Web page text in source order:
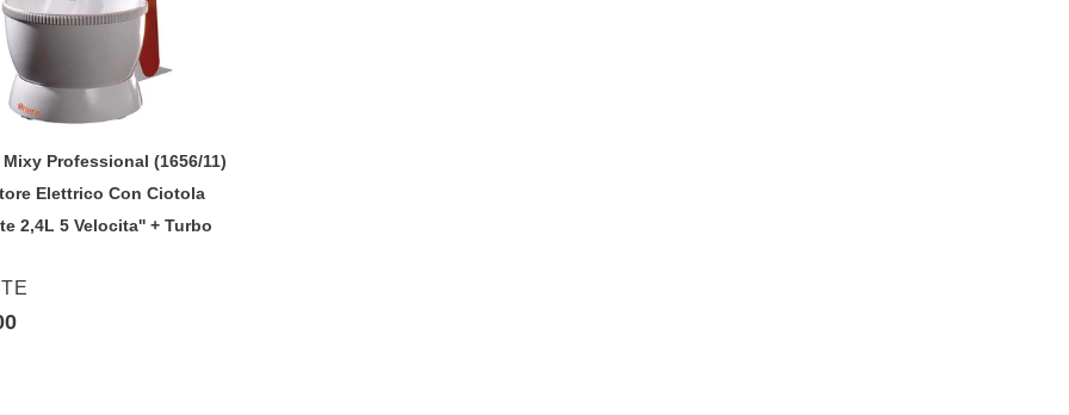
Professional (1656/11)
Elettrico Con Ciotola
2,4L 5 Velocita'' + Turbo